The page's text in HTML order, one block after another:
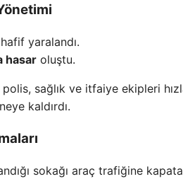
hafif yaralandı.
hasar oluştu.
sağlık ve itfaiye ekipleri
kaldırdı.
sokağı araç trafiğine